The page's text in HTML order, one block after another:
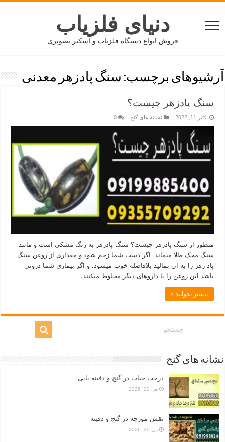
دنیای فلزیاب
فروش انواع دستگاه فلزیاب و اسکنر تصویری
آرشیوهای برچسب: سنگ پادزهر معدنی
سنگ پادزهر چیست؟
اکتبر 11, 2022 نشانه های گنج 0
منظور از سنگ پادزهر چیست؟ سنگ پادزهر به رنگ مشکی است و مانند
سنگ محک طلا میماند. اگر دست شما زخم شود و مقداری از روغن سنگ
پاد زهر را به آن بمالید بلافاصله خوب میشود. و اگر بیماری شما درونی
باشد این روغن را با داروهای دیگر مخلوط میکنند، …
بیشتر بخوانید »
نشانه های گنج
درخت حیات در گنج و دفینه یابی
می 20, 2026
نقش مورچه در گنج و دفینه
می 20, 2026